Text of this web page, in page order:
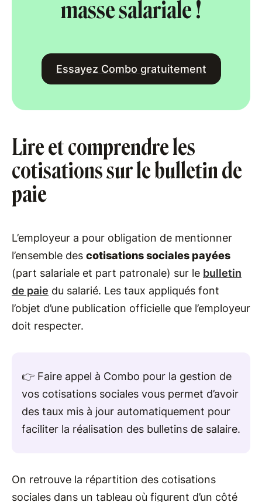
masse salariale !
Essayez Combo gratuitement
Lire et comprendre les
cotisations sur le bulletin de
paie
L’employeur a pour obligation de mentionner
l’ensemble des cotisations sociales payées
(part salariale et part patronale) sur le bulletin
de paie du salarié. Les taux appliqués font
l’objet d’une publication officielle que l’employeur
doit respecter.
👉 Faire appel à Combo pour la gestion de
vos cotisations sociales vous permet d’avoir
des taux mis à jour automatiquement pour
faciliter la réalisation des bulletins de salaire.
On retrouve la répartition des cotisations
sociales dans un tableau où figurent d’un côté